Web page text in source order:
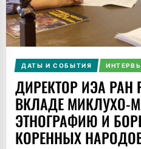
ДАТЫ И СОБЫТИЯ
ДИРЕКТОР ИЭА РАН
ВКЛАДЕ МИКЛУХО-
ЭТНОГРАФИЮ И
КОРЕННЫХ